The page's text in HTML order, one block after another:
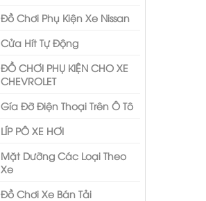
Đồ Chơi Phụ Kiện Xe Nissan
Cửa Hít Tự Động
ĐỒ CHƠI PHỤ KIỆN CHO XE
CHEVROLET
Gía Đỡ Điện Thoại Trên Ô Tô
LÍP PÔ XE HƠI
Mặt Dưỡng Các Loại Theo
Xe
Đồ Chơi Xe Bán Tải